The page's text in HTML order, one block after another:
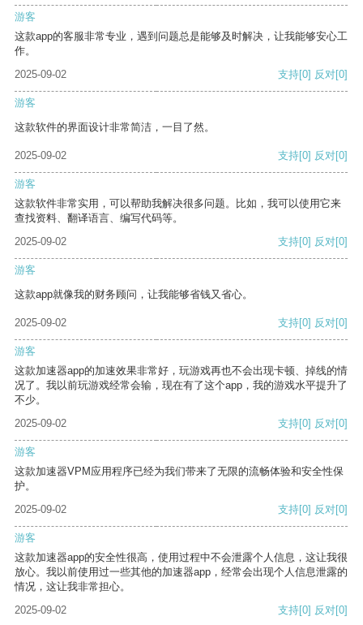
游客
这款app的客服非常专业，遇到问题总是能够及时解决，让我能够安心工
作。
2025-09-02
支持[0] 反对[0]
游客
这款软件的界面设计非常简洁，一目了然。
2025-09-02 支持[0] 反对[0]
游客
这款软件非常实用，可以帮助我解决很多问题。比如，我可以使用它来
查找资料、翻译语言、编写代码等。
2025-09-02
支持[0] 反对[0]
游客
这款app就像我的财务顾问，让我能够省钱又省心。
2025-09-02 支持[0] 反对[0]
游客
这款加速器app的加速效果非常好，玩游戏再也不会出现卡顿、掉线的情
况了。我以前玩游戏经常会输，现在有了这个app，我的游戏水平提升了
不少。
2025-09-02
支持[0] 反对[0]
游客
这款加速器VPM应用程序已经为我们带来了无限的流畅体验和安全性保
护。
2025-09-02
支持[0] 反对[0]
游客
这款加速器app的安全性很高，使用过程中不会泄露个人信息，这让我很
放心。我以前使用过一些其他的加速器app，经常会出现个人信息泄露的
情况，这让我非常担心。
2025-09-02
支持[0] 反对[0]